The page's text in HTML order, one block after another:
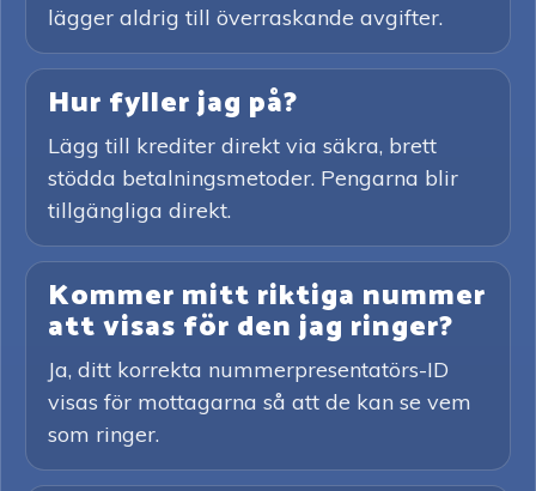
lägger aldrig till överraskande avgifter.
Hur fyller jag på?
Lägg till krediter direkt via säkra, brett
stödda betalningsmetoder. Pengarna blir
tillgängliga direkt.
Kommer mitt riktiga nummer
att visas för den jag ringer?
Ja, ditt korrekta nummerpresentatörs-ID
visas för mottagarna så att de kan se vem
som ringer.